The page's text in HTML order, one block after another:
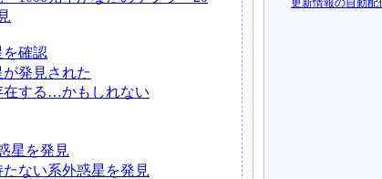
を確認
が発見された
在する…かもしれない
星を発見
ない系外惑星を発見
更新情報の自動配